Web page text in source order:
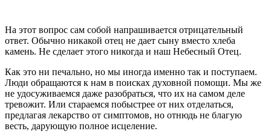
На этот вопрос сам собой напрашивается отрицательный
ответ. Обычно никакой отец не дает сыну вместо хлеба
камень. Не сделает этого никогда и наш Небесный Отец.
Как это ни печально, но мы иногда именно так и поступаем.
Люди обращаются к нам в поисках духовной помощи. Мы же
не удосуживаемся даже разобраться, что их на самом деле
тревожит. Или стараемся побыстрее от них отделаться,
предлагая лекарство от симптомов, но отнюдь не благую
весть, дарующую полное исцеление.